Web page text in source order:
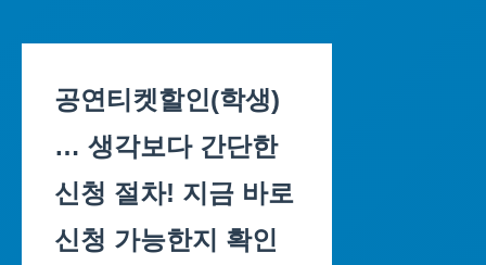
content
공연티켓할인(학생)
… 생각보다 간단한
신청 절차! 지금 바로
신청 가능한지 확인